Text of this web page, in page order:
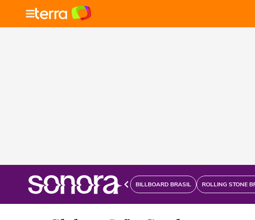
BILLBOARD BRASIL ROLLING STONE